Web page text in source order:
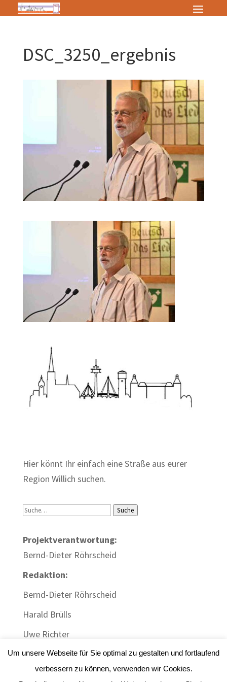
DSC_3250_ergebnis
Hier könnt Ihr einfach eine Straße aus eurer
Region Willich suchen.
Suche Suche
Projektverantwortung:
Bernd-Dieter Röhrscheid
Redaktion:
Bernd-Dieter Röhrscheid
Harald Brülls
Uwe Richter
Um unsere Webseite für Sie optimal zu gestalten und fortlaufend
verbessern zu können, verwenden wir Cookies.